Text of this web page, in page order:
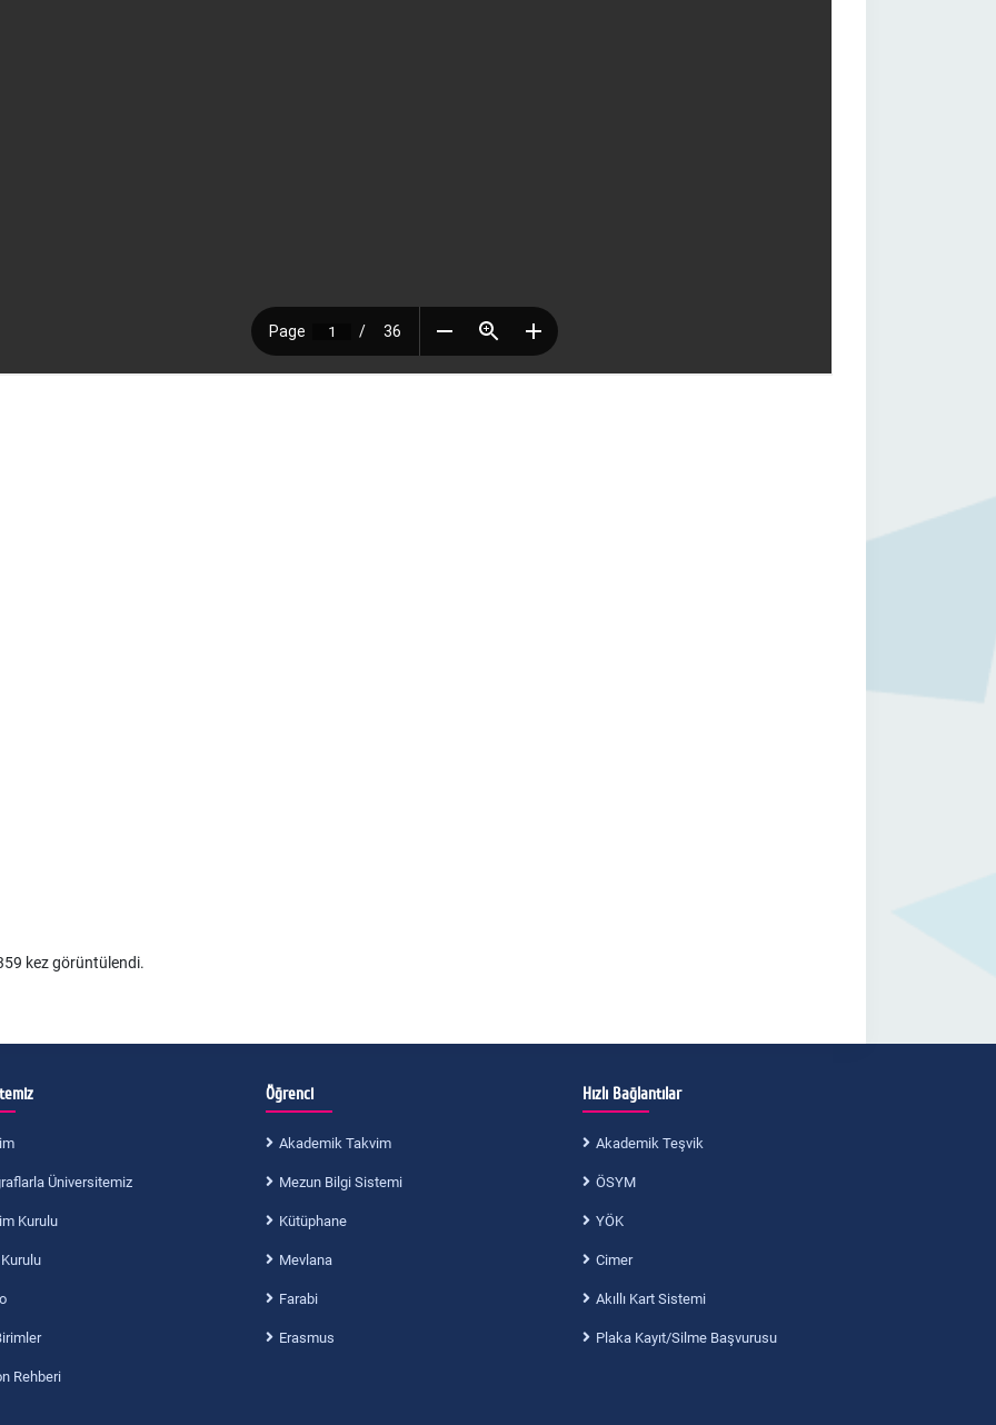
kez görüntülendi.
Üniversitemiz
Kurulu
Rehberi
Öğrenci
Akademik Takvim
Mezun Bilgi Sistemi
Kütüphane
Mevlana
Farabi
Erasmus
Hızlı Bağlantılar
Akademik Teşvik
ÖSYM
YÖK
Cimer
Akıllı Kart Sistemi
Plaka Kayıt/Silme Başvurusu